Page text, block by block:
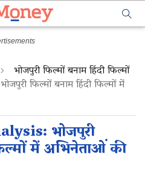
भोजपुरी फिल्मों बनाम हिंदी फिल्मों
फिल्मों बनाम हिंदी फिल्मों में
भोजपुरी
में अभिनेताओं की